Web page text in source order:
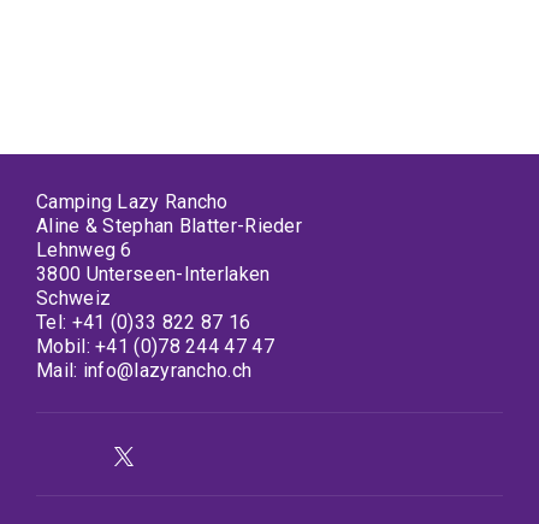
Camping Lazy Rancho
Aline & Stephan Blatter-Rieder
Lehnweg 6
3800 Unterseen-Interlaken
Schweiz
Tel: +41 (0)33 822 87 16
Mobil:+41 (0)78 244 47 47
Mail: info@lazyrancho.ch